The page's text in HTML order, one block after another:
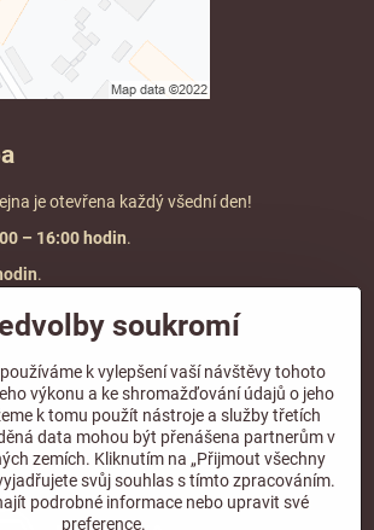
je otevřena každý všední den!
– 16:00 hodin.
.
Kč vč. DPH.
přepravu.
soukromí
k vylepšení vaší návštěvy tohoto
výkonu a ke shromažďování údajů o jeho
k tomu použít nástroje a služby třetích
data mohou být přenášena partnerům v
zemích. Kliknutím na „Přijmout všechny
svůj souhlas s tímto zpracováním.
podrobné informace nebo upravit své
preference.